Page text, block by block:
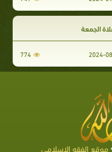
الجمعة
774
موقع الفقه الإسلامي